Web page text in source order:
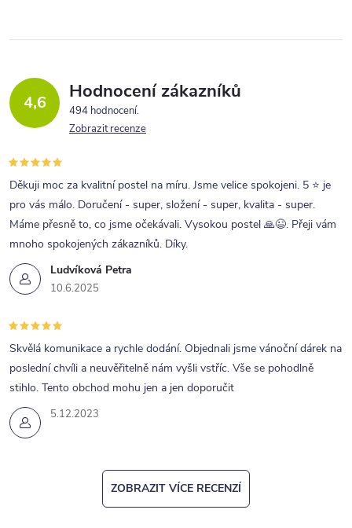
p
v
k
v
ý
p
i
u
o
á
n 4,6 Hodnocení zákazníků
494 hodnocení
Zobrazit recenze
Ludvíková Petra
10.6.2025
Děkuji moc za kvalitní postel na míru. Jsme velice spokojeni. 5 ⭐ je
pro vás málo. Doručení - super, složení - super, kvalita - super.
Máme přesně to, co jsme očekávali. Vysokou postel 🙏😉. Přeji vám
mnoho spokojených zákazníků. Díky.
5.12.2023
Skvělá komunikace a rychle dodání. Objednali jsme vánoční dárek na
poslední chvíli a neuvěřitelně nám vyšli vstříc. Vše se pohodlně
stihlo. Tento obchod mohu jen a jen doporučit
ZOBRAZIT VÍCE RECENZÍ